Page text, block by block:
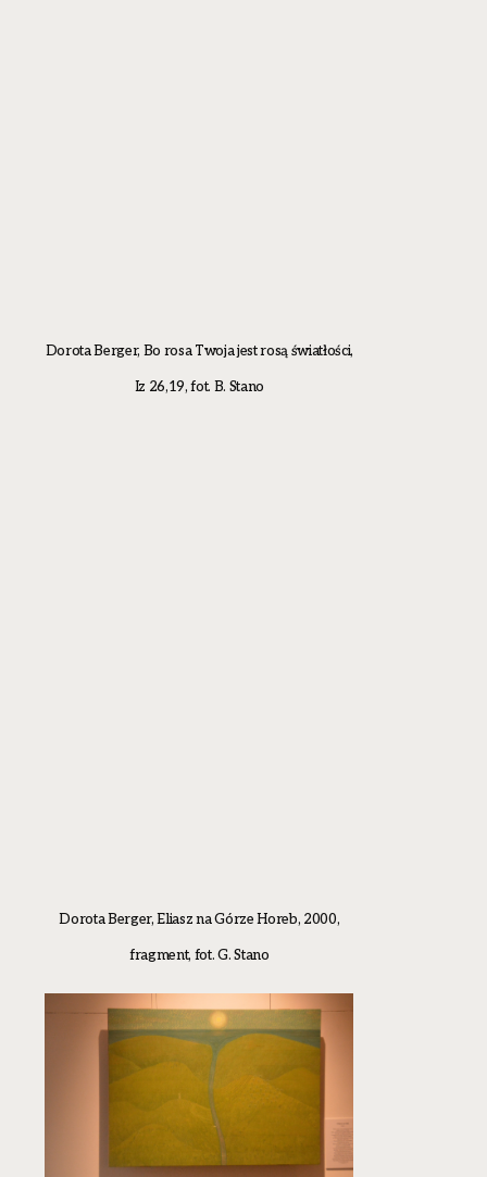
Dorota Berger, Bo rosa Twoja jest rosą światłości,
Iz 26,19, fot. B. Stano
Dorota Berger, Eliasz na Górze Horeb, 2000,
fragment, fot. G. Stano